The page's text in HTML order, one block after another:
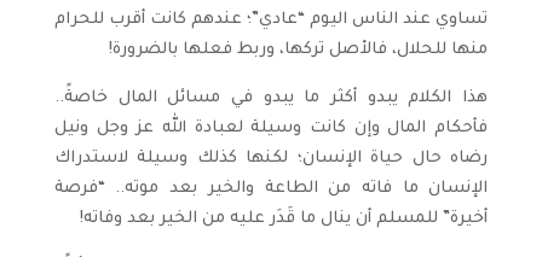
تساوي عند الناس اليوم “عادي”؛ عندهم كانت أقرب للحرام
منها للحلال، فالأصل تركها، وربط فعلها بالضرورة!
هذا الكلام يبدو أكثر ما يبدو في مسائل المال خاصةً..
فأحكام المال وإن كانت وسيلة لعبادة الله عز وجل ونيل
رضاه حال حياة الإنسان؛ لكنها كذلك وسيلة لاستدراك
الإنسان ما فاته من الطاعة والخير بعد موته.. “فرصة
أخيرة” للمسلم أن ينال ما قَدَر عليه من الخير بعد وفاته!